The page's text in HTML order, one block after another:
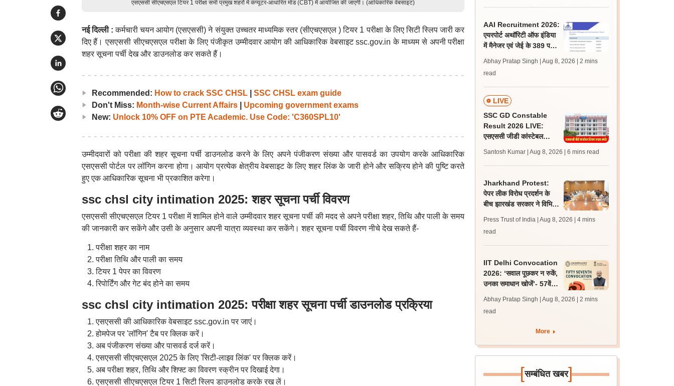
एसएससी सीएचएसएल टियर 1 परीक्षा सभी प्रमुख शहरों में कंप्यूटर-आधारित मोड (CBT) में आयोजित की जाएगी। (आधिकारिक वेबसाइट)
नई दिल्ली :कर्मचारी चयन आयोग (एसएससी) ने संयुक्त उच्चतर माध्यमिक स्तर (सीएचएसएल ) टियर 1 परीक्षा के लिए सिटी स्लिप जारी कर
दिए हैं। एसएससी सीएचएसएल परीक्षा के लिए पंजीकृत उम्मीदवार आयोग की आधिकारिक वेबसाइट ssc.gov.in के माध्यम से अपनी परीक्षा
शहर सूचना पर्ची देख और डाउनलोड कर सकते हैं।
Recommended: How to crack SSC CHSL| SSC CHSL exam guide
Don't Miss: Month-wise Current Affairs| Upcoming government exams
New: Unlock 10% OFF on PTE Academic. Use Code: 'C360SPL10'
उम्मीदवारों को परीक्षा की शहर सूचना पर्ची डाउनलोड करने के लिए अपने पंजीकरण संख्या और पासवर्ड का उपयोग करके आधिकारिक
एसएससी पोर्टल पर लॉगिन करना होगा। आयोग प्रत्येक क्षेत्रीय वेबसाइट के लिए शहर लिंक के जारी होने और सक्रिय होने की पुष्टि करते
हुए एक आधिकारिक सूचना भी प्रकाशित करेगा।
ssc chsl city intimation 2025: शहर सूचना पर्ची विवरण
एसएससी सीएचएसएल टियर 1 परीक्षा में शामिल होने वाले उम्मीदवार शहर सूचना पर्ची की मदद से अपने परीक्षा शहर, तिथि और पाली के समय
की जानकारी कर सकेंगे और उसी के अनुसार अपनी यात्रा व्यवस्था कर सकेंगे। शहर सूचना पर्ची विवरण नीचे देख सकते हैं-
परीक्षा शहर का नाम
परीक्षा तिथि और पाली का समय
टियर 1 पेपर का विवरण
रिपोर्टिंग और गेट बंद होने का समय
ssc chsl city intimation 2025: परीक्षा शहर सूचना पर्ची डाउनलोड प्रक्रिया
एसएससी की आधिकारिक वेबसाइट ssc.gov.in पर जाएं।
होमपेज पर 'लॉगिन' टैब पर क्लिक करें।
अब पंजीकरण संख्या और पासवर्ड दर्ज करें।
एसएससी सीएचएसएल 2025 के लिए 'सिटी-लाइव लिंक' पर क्लिक करें।
अब परीक्षा शहर, तिथि और शिफ्ट का विवरण स्क्रीन पर दिखाई देगा।
एसएससी सीएचएसएल टियर 1 सिटी स्लिप डाउनलोड करके रख लें।
पासिंग मार्क्स
AAI Recruitment 2026:
एयरपोर्ट अथॉरिटी ऑफ इंडिया
में मैनेजर एवं जेई के 389 पदों
Abhay Pratap Singh | Aug 8, 2026
| 2 mins
read
LIVE
SSC GD Constable
Result 2026 LIVE:
एसएससी जीडी कांस्टेबल
लेटेस्ट अपडेट, स्कोरकार्ड लिंक
Santosh Kumar | Aug 8, 2026 | 6 mins read
Jharkhand Protest:
पेपर लीक विरोध प्रदर्शन के
बीच झारखंड सरकार ने विभिन्न
Press Trust of India | Aug 8, 2026
| 4 mins
read
IIT Delhi Convocation
2026: ‘सवाल पूछकर न रुकें,
उनका समाधान खोजें’- 57वें
Abhay Pratap Singh | Aug 8, 2026
| 2 mins
read
More
[सम्बंधित खबर]